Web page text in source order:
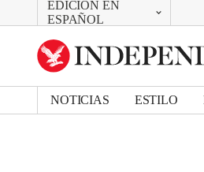
EDICIÓN EN
ESPAÑOL
UK Edition
US Edition
NOTICIAS ESTILO
Bookmark popover
Removed from bookmarks
Close popover